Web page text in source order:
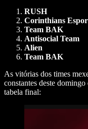
RUSH
Corinthians
Team BAK
Antisocial Team
Alien
Team BAK
As vitórias dos times
constantes deste
tabela final: